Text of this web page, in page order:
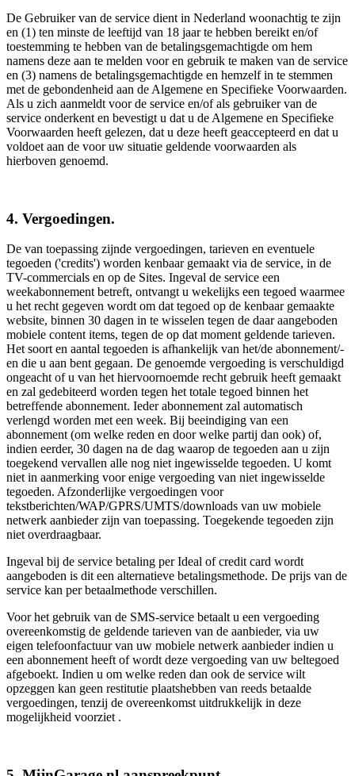
De Gebruiker van de service dient in Nederland woonachtig te zijn
en (1) ten minste de leeftijd van 18 jaar te hebben bereikt en/of
toestemming te hebben van de betalingsgemachtigde om hem
namens deze aan te melden voor en gebruik te maken van de service
en (3) namens de betalingsgemachtigde en hemzelf in te stemmen
met de gebondenheid aan de Algemene en Specifieke Voorwaarden.
Als u zich aanmeldt voor de service en/of als gebruiker van de
service onderkent en bevestigt u dat u de Algemene en Specifieke
Voorwaarden heeft gelezen, dat u deze heeft geaccepteerd en dat u
voldoet aan de voor uw situatie geldende voorwaarden als
hierboven genoemd.
4. Vergoedingen.
De van toepassing zijnde vergoedingen, tarieven en eventuele
tegoeden ('credits') worden kenbaar gemaakt via de service, in de
TV-commercials en op de Sites. Ingeval de service een
weekabonnement betreft, ontvangt u wekelijks een tegoed waarmee
u het recht gegeven wordt om dat tegoed op de kenbaar gemaakte
website, binnen 30 dagen in te wisselen tegen de daar aangeboden
mobiele content items, tegen de op dat moment geldende tarieven.
Het soort en aantal tegoeden is afhankelijk van het/de abonnement/-
en die u aan bent gegaan. De genoemde vergoeding is verschuldigd
ongeacht of u van het hiervoornoemde recht gebruik heeft gemaakt
en zal gedebiteerd worden tegen het totale tegoed binnen het
betreffende abonnement. Ieder abonnement zal automatisch
verlengd worden met een week. Bij beeindiging van een
abonnement (om welke reden en door welke partij dan ook) of,
indien eerder, 30 dagen na de dag waarop de tegoeden aan u zijn
toegekend vervallen alle nog niet ingewisselde tegoeden. U komt
niet in aanmerking voor enige vergoeding van niet ingewisselde
tegoeden. Afzonderlijke vergoedingen voor
tekstberichten/WAP/GPRS/UMTS/downloads van uw mobiele
netwerk aanbieder zijn van toepassing. Toegekende tegoeden zijn
niet overdraagbaar.
Ingeval bij de service betaling per Ideal of credit card wordt
aangeboden is dit een alternatieve betalingsmethode. De prijs van de
service kan per betaalmethode verschillen.
Voor het gebruik van de SMS-service betaalt u een vergoeding
overeenkomstig de geldende tarieven van de aanbieder, via uw
eigen telefoonfactuur van uw mobiele netwerk aanbieder indien u
een abonnement heeft of wordt deze vergoeding van uw beltegoed
afgeboekt. Indien u om welke reden dan ook de service wilt
opzeggen kan geen restitutie plaatshebben van reeds betaalde
vergoedingen, tenzij de overeenkomst uitdrukkelijk in deze
mogelijkheid voorziet .